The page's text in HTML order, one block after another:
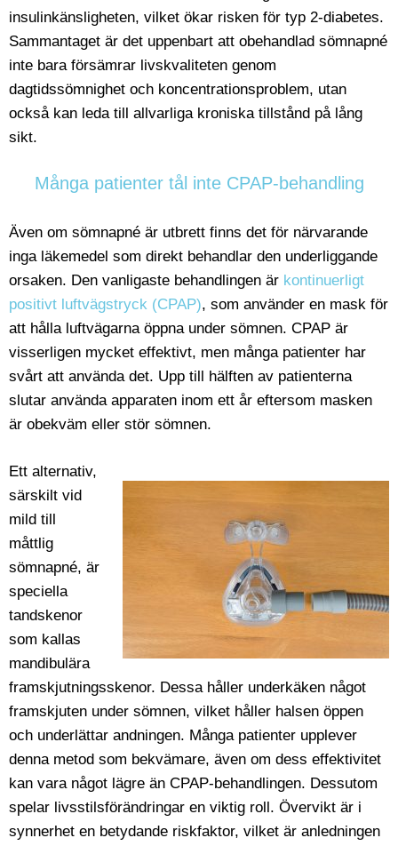
insulinkänsligheten, vilket ökar risken för typ 2-diabetes.
Sammantaget är det uppenbart att obehandlad sömnapné
inte bara försämrar livskvaliteten genom
dagtidssömnighet och koncentrationsproblem, utan
också kan leda till allvarliga kroniska tillstånd på lång
sikt.
Många patienter tål inte CPAP-behandling
Även om sömnapné är utbrett finns det för närvarande
inga läkemedel som direkt behandlar den underliggande
orsaken. Den vanligaste behandlingen är kontinuerligt
positivt luftvägstryck (CPAP), som använder en mask för
att hålla luftvägarna öppna under sömnen. CPAP är
visserligen mycket effektivt, men många patienter har
svårt att använda det. Upp till hälften av patienterna
slutar använda apparaten inom ett år eftersom masken
är obekväm eller stör sömnen.
Ett alternativ,
särskilt vid
mild till
måttlig
sömnapné, är
speciella
tandskenor
som kallas
mandibulära
framskjutningsskenor. Dessa håller underkäken något
framskjuten under sömnen, vilket håller halsen öppen
och underlättar andningen. Många patienter upplever
denna metod som bekvämare, även om dess effektivitet
kan vara något lägre än CPAP-behandlingen. Dessutom
spelar livsstilsförändringar en viktig roll. Övervikt är i
synnerhet en betydande riskfaktor, vilket är anledningen